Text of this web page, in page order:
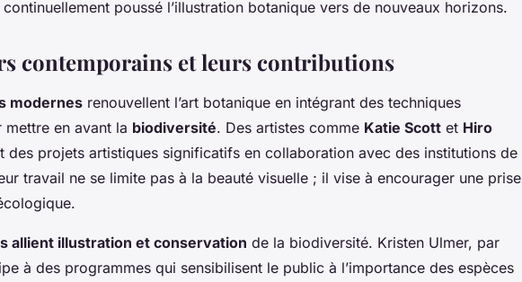
poussé l’illustration botanique vers de nouveaux horizons.
contemporains et leurs contributions
modernes renouvellent l’art botanique en intégrant des techniques
mettre en avant la biodiversité. Des artistes comme Katie Scott et Hiro
des projets artistiques significatifs en collaboration avec des institutions de
travail ne se limite pas à la beauté visuelle ; il vise à encourager une prise
allient illustration et conservation de la biodiversité. Kristen Ulmer, par
à des programmes qui sensibilisent le public à l’importance des espèces